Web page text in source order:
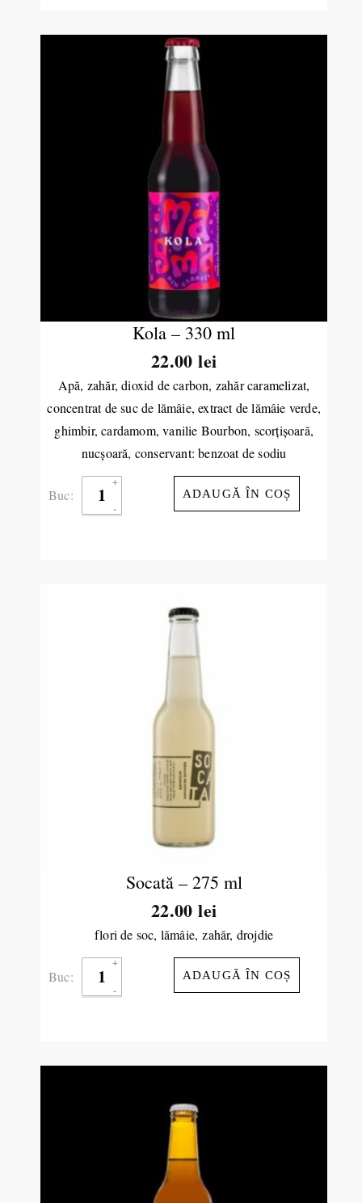
Kola – 330 ml
22.00lei
Apă, zahăr, dioxid de carbon, zahăr caramelizat,
concentrat de suc de lămâie, extract de lămâie verde,
ghimbir, cardamom, vanilie Bourbon, scorțișoară,
nucșoară, conservant: benzoat de sodiu
Buc: ADAUGĂ ÎN COȘ
Socată – 275 ml
22.00lei
flori de soc, lămâie, zahăr, drojdie
Buc: ADAUGĂ ÎN COȘ